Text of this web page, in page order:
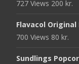
727 Views 200 kr.
Flavacol
700 Views 80 kr.
Sundlings